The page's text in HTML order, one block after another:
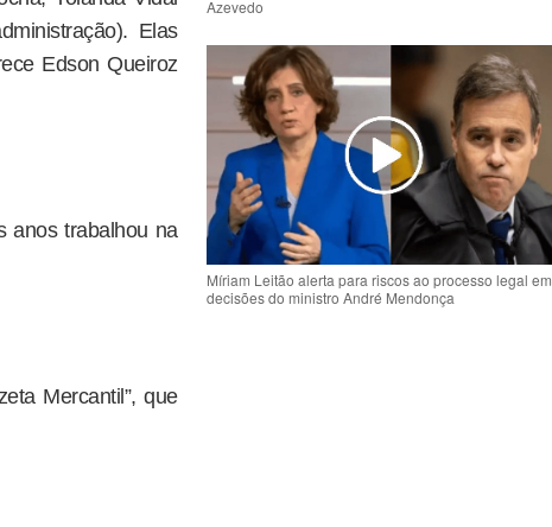
Elas
Edson Queiroz
anos trabalhou na
Mercantil”, que
Azevedo
Míriam Leitão alerta para riscos ao processo legal em
decisões do ministro André Mendonça